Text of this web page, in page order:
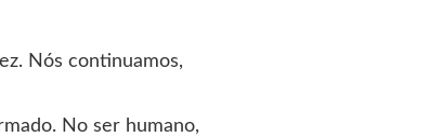
Nós continuamos,
No ser humano,